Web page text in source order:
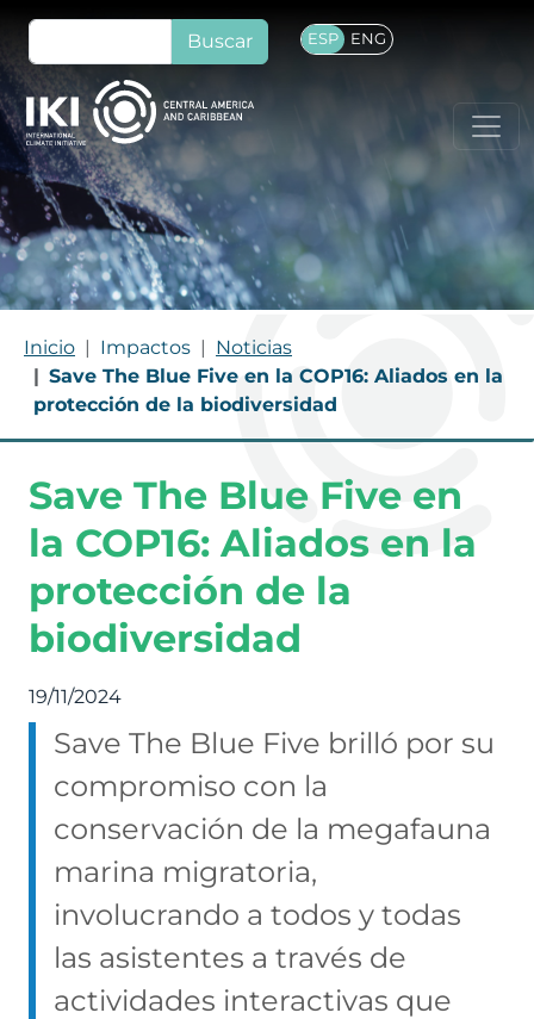
Pasar al contenido principal
Buscar ESP ENG
RUTA DE NAVEGACIÓN
Inicio Impactos
Noticias
Save The Blue Five en la COP16: Aliados en la
protección de la biodiversidad
Save The Blue Five en
la COP16: Aliados en la
protección de la
biodiversidad
19/11/2024
Save The Blue Five brilló por su
compromiso con la
conservación de la megafauna
marina migratoria,
involucrando a todos y todas
las asistentes a través de
actividades interactivas que